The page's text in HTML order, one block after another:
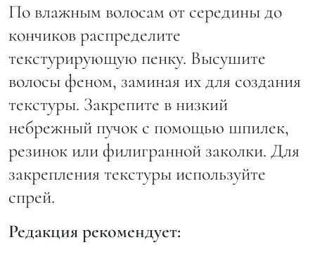
По влажным волосам от середины до
кончиков распределите
текстурирующую пенку. Высушите
волосы феном, заминая их для создания
текстуры. Закрепите в низкий
небрежный пучок с помощью шпилек,
резинок или филигранной заколки. Для
закрепления текстуры используйте
спрей.
Редакция рекомендует: